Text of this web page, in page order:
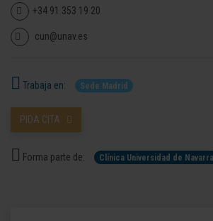
+34 91 353 19 20
cun@unav.es
Trabaja en: Sede Madrid
PIDA CITA
Forma parte de: Clínica Universidad de Navarra